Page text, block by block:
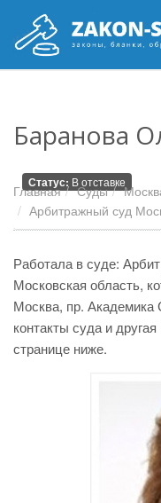
Баранова
Статус: В отставке
Главная Суды
Арбитражный суд
Работала в суде:
Московская область,
Москва, пр. Академика
контакты суда и
странице ниже.